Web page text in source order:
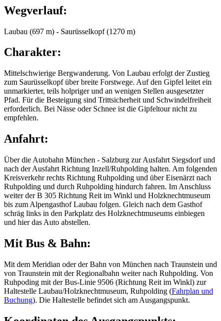
Wegverlauf:
Laubau (697 m) - Saurüsselkopf (1270 m)
Charakter:
Mittelschwierige Bergwanderung. Von Laubau erfolgt der Zustieg
zum Saurüsselkopf über breite Forstwege. Auf den Gipfel leitet ein
unmarkierter, teils holpriger und an wenigen Stellen ausgesetzter
Pfad. Für die Besteigung sind Trittsicherheit und Schwindelfreiheit
erforderlich. Bei Nässe oder Schnee ist die Gipfeltour nicht zu
empfehlen.
Anfahrt:
Über die Autobahn München - Salzburg zur Ausfahrt Siegsdorf und
nach der Ausfahrt Richtung Inzell/Ruhpolding halten. Am folgenden
Kreisverkehr rechts Richtung Ruhpolding und über Eisenärzt nach
Ruhpolding und durch Ruhpolding hindurch fahren. Im Anschluss
weiter der B 305 Richtung Reit im Winkl und Holzknechtmuseum
bis zum Alpengasthof Laubau folgen. Gleich nach dem Gasthof
schräg links in den Parkplatz des Holzknechtmuseums einbiegen
und hier das Auto abstellen.
Mit Bus & Bahn:
Mit dem Meridian oder der Bahn von München nach Traunstein und
von Traunstein mit der Regionalbahn weiter nach Ruhpolding. Von
Ruhpoding mit der Bus-Linie 9506 (Richtung Reit im Winkl) zur
Haltestelle Laubau/Holzknechtmuseum, Ruhpolding (Fahrplan und
Buchung). Die Haltestelle befindet sich am Ausgangspunkt.